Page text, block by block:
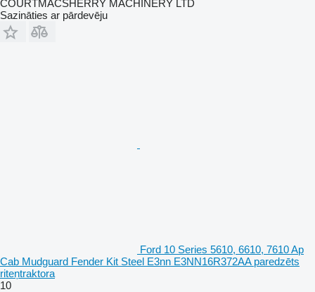
COURTMACSHERRY MACHINERY LTD
Sazināties ar pārdevēju
Ford 10 Series 5610, 6610, 7610 Ap
Cab Mudguard Fender Kit Steel E3nn E3NN16R372AA paredzēts
riteņtraktora
10